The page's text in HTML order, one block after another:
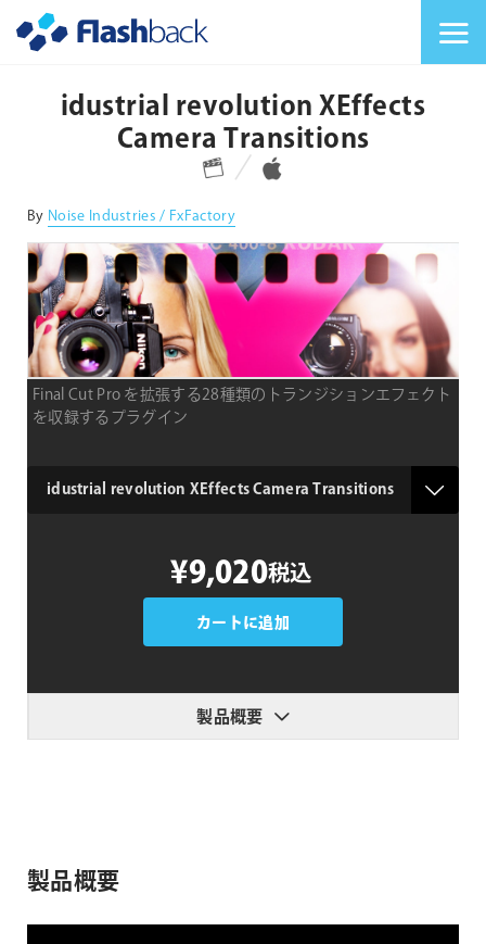
idustrial revolution XEffects
Camera Transitions
対応プラットフォーム 対応OS
By Noise Industries / FxFactory
Final Cut Pro を拡張する28種類のトランジションエフェクト
を収録するプラグイン
product
¥9,020税込
カートに追加
製品概要
製品概要